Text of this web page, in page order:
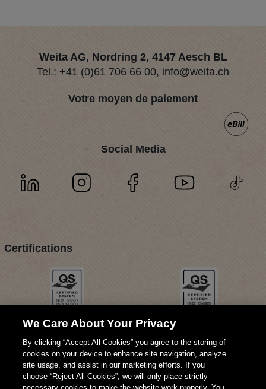
Weita AG, Nordring 2, 4147 Aesch BL
Tel.: +41 (0)61 706 66 00, info@weita.ch
Votre moyen de paiement
Social Media
Certifications
We Care About Your Privacy
By clicking “Accept All Cookies” you agree to the storing of
cookies on your device to enhance site navigation, analyze
site usage, and assist in our marketing efforts. If you
choose “Reject All Cookies”, we will only place strictly